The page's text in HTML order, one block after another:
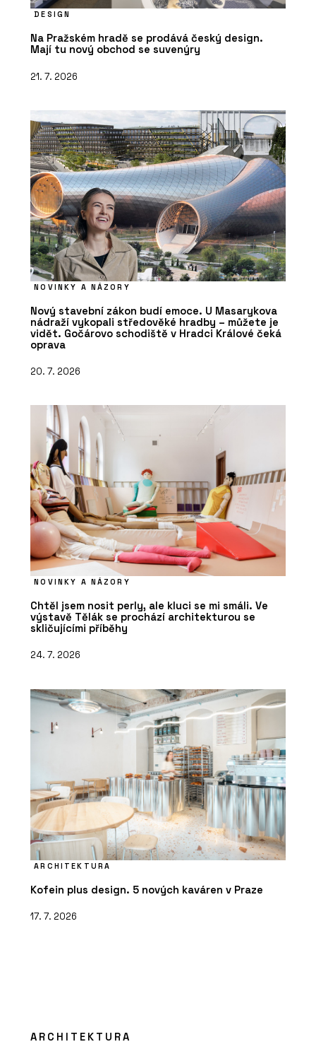
DESIGN
Na Pražském hradě se prodává český design.
Mají tu nový obchod se suvenýry
21. 7. 2026
NOVINKY A NÁZORY
Nový stavební zákon budí emoce. U Masarykova
nádraží vykopali středověké hradby – můžete je
vidět. Gočárovo schodiště v Hradci Králové čeká
oprava
20. 7. 2026
NOVINKY A NÁZORY
Chtěl jsem nosit perly, ale kluci se mi smáli. Ve
výstavě Tělák se prochází architekturou se
skličujícími příběhy
24. 7. 2026
ARCHITEKTURA
Kofein plus design. 5 nových kaváren v Praze
17. 7. 2026
ARCHITEKTURA